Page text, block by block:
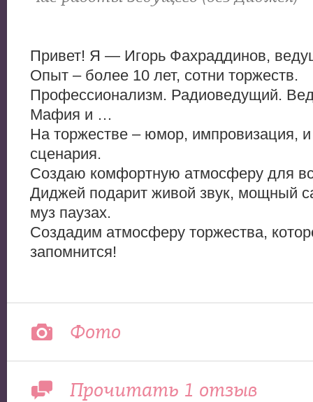
Привет! Я — Игорь Фахраддинов,
Опыт – более 10 лет, сотни торжеств.
Профессионализм. Радиоведущий.
Мафия и …
На торжестве – юмор, импровизация,
сценария.
Создаю комфортную атмосферу для
Диджей подарит живой звук, мощный
муз паузах.
Создадим атмосферу торжества,
запомнится!
Фото
Прочитать 1 отзыв